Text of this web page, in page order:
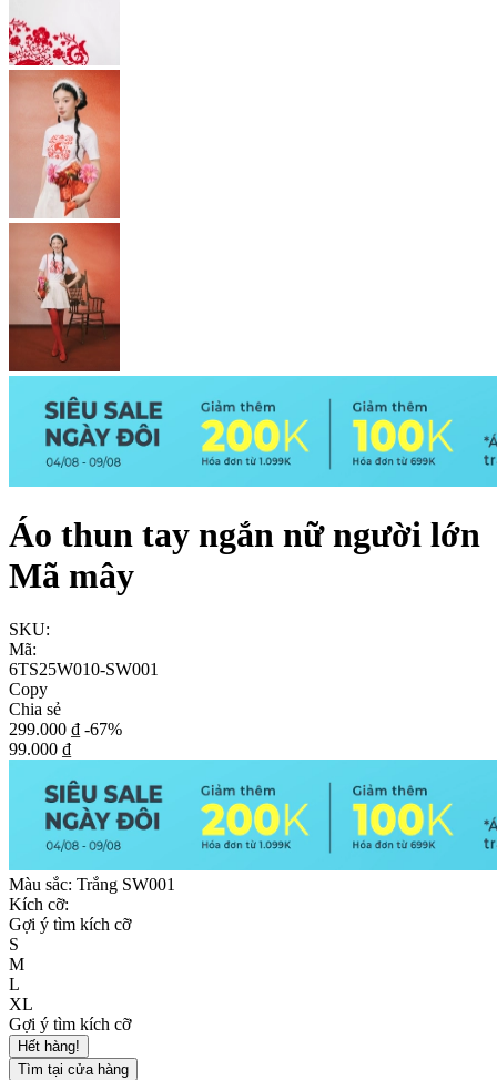
Áo thun tay ngắn nữ người lớn
Mã mây
SKU:
Mã:
6TS25W010-SW001
Copy
Chia sẻ
299.000 ₫ -67%
99.000 ₫
Màu sắc: Trắng SW001
Kích cỡ:
Gợi ý tìm kích cỡ
S
M
L
XL
Gợi ý tìm kích cỡ
Hết hàng!
Tìm tại cửa hàng